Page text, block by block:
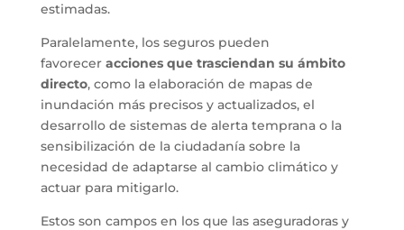
estimadas.
Paralelamente, los seguros pueden
favorecer acciones que trasciendan su ámbito
directo, como la elaboración de mapas de
inundación más precisos y actualizados, el
desarrollo de sistemas de alerta temprana o la
sensibilización de la ciudadanía sobre la
necesidad de adaptarse al cambio climático y
actuar para mitigarlo.
Estos son campos en los que las aseguradoras y